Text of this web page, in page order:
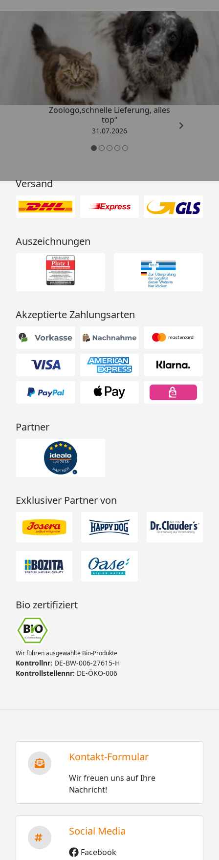
Trusted Shops
/ 5
„Gute Erfahrung mit
Zoologo,schnelle Lieferung, alles
top“
31.07.2026
Versand
Auszeichnungen
Akzeptierte Zahlungsarten
Partner
Exklusiver Partner von
Bio zertifiziert
Wir führen ausgewählte Bio-Produkte
Kontrollnr: DE-BW-006-27615-H
Kontrollstellennr: DE-ÖKO-006
Kontakt-Formular
Wir freuen uns auf Ihre
Nachricht!
Social Media
Facebook